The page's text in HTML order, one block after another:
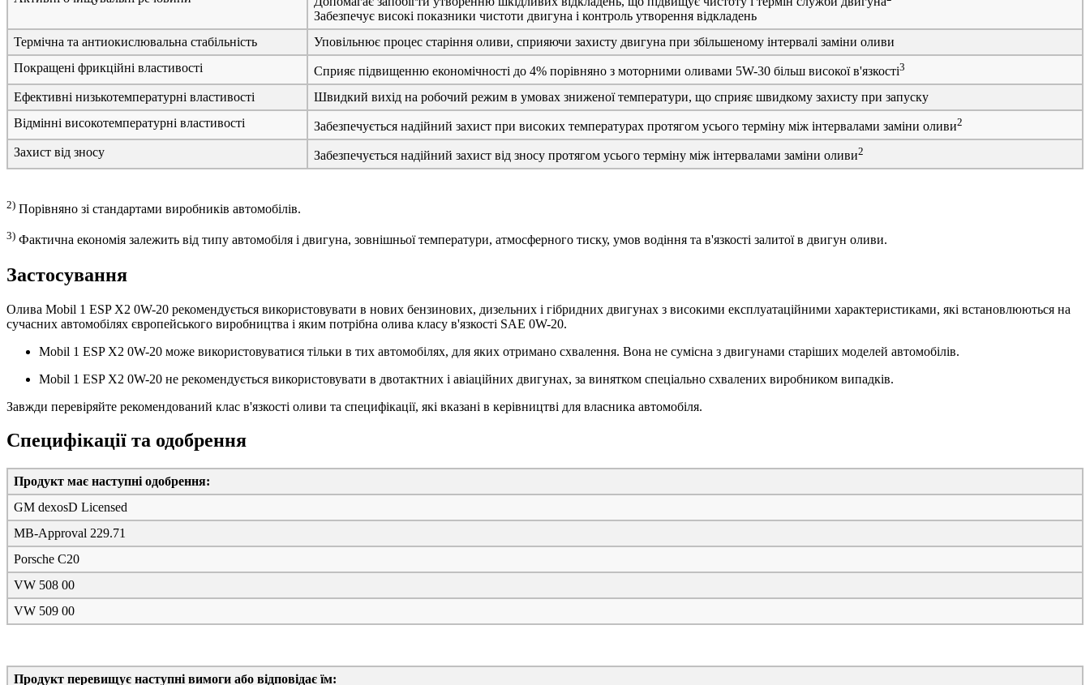
Забезпечує високі показники чистоти двигуна і контроль утворення відкладень
Термічна та антиокислювальна стабільність
Уповільнює процес старіння оливи, сприяючи захисту двигуна при збільшеному інтервалі заміни оливи
Покращені фрикційні властивості
Сприяє підвищенню економічності до 4% порівняно з моторними оливами 5W-30 більш високої в'язкості3
Ефективні низькотемпературні властивості
Швидкий вихід на робочий режим в умовах зниженої температури, що сприяє швидкому захисту при запуску
Відмінні високотемпературні властивості
Забезпечується надійний захист при високих температурах протягом усього терміну між інтервалами заміни оливи2
Захист від зносу Забезпечується надійний захист від зносу протягом усього терміну між інтервалами заміни оливи2
2) Порівняно зі стандартами виробників автомобілів.
3) Фактична економія залежить від типу автомобіля і двигуна, зовнішньої температури, атмосферного тиску, умов водіння та в'язкості залитої в двигун оливи.
Застосування
Олива Mobil 1 ESP X2 0W-20 рекомендується використовувати в нових бензинових, дизельних і гібридних двигунах з високими експлуатаційними характеристиками, які встановлюються на
сучасних автомобілях європейського виробництва і яким потрібна олива класу в'язкості SAE 0W-20.
Mobil 1 ESP X2 0W-20 може використовуватися тільки в тих автомобілях, для яких отримано схвалення. Вона не сумісна з двигунами старіших моделей автомобілів.
Mobil 1 ESP X2 0W-20 не рекомендується використовувати в двотактних і авіаційних двигунах, за винятком спеціально схвалених виробником випадків.
Завжди перевіряйте рекомендований клас в'язкості оливи та специфікації, які вказані в керівництві для власника автомобіля.
Специфікації та одобрення
Продукт має наступні одобрення:
GM dexosD Licensed
MB-Approval 229.71
Porsche C20
VW 508 00
VW 509 00
Продукт перевищує наступні вимоги або відповідає їм: